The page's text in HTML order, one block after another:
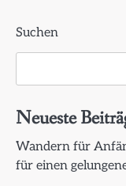
Suchen
Neueste
Wandern für
für einen